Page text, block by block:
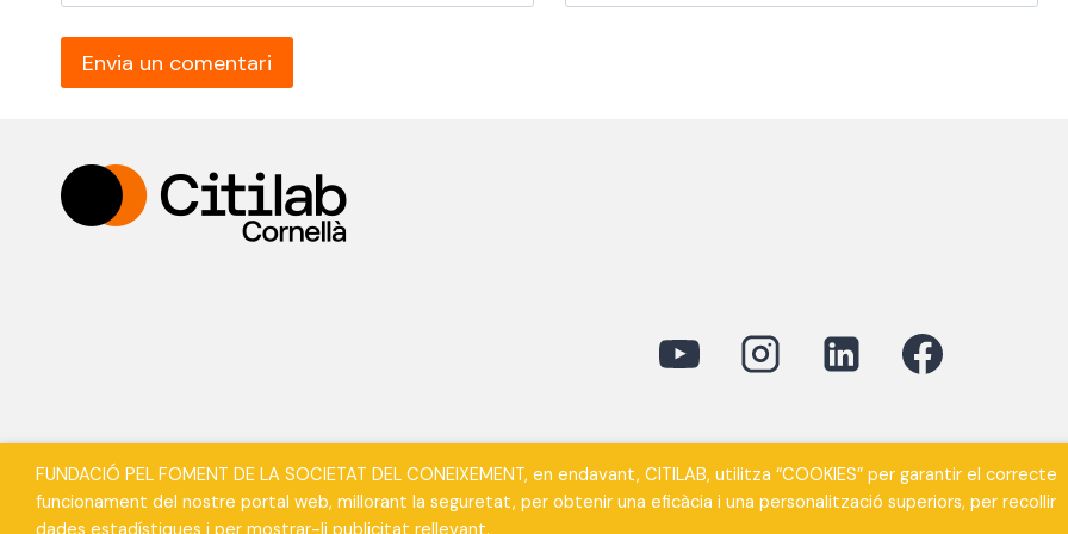
Els materials l’autoria del qual és de Citilab, si no s’indica expressament el contrari, es poden compartir
FUNDACIÓ PEL FOMENT DE LA SOCIETAT DEL CONEIXEMENT, en endavant, CITILAB, utilitza “COOKIES” per garantir el correcte
funcionament del nostre portal web, millorant la seguretat, per obtenir una eficàcia i una personalització superiors, per recollir
dades estadístiques i per mostrar-li publicitat rellevant.